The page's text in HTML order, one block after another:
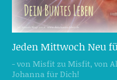
Jeden Mittwoch Neu
- von Misfit zu Misfit, von
Johanna für Dich!